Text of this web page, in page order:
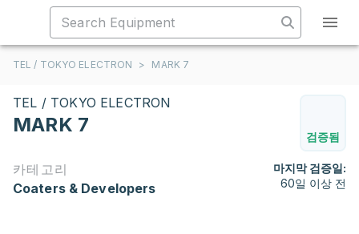
TEL / TOKYO ELECTRON > MARK 7
TEL / TOKYO ELECTRON
MARK 7
검증됨
카테고리
Coaters & Developers
마지막 검증일:
60일 이상 전